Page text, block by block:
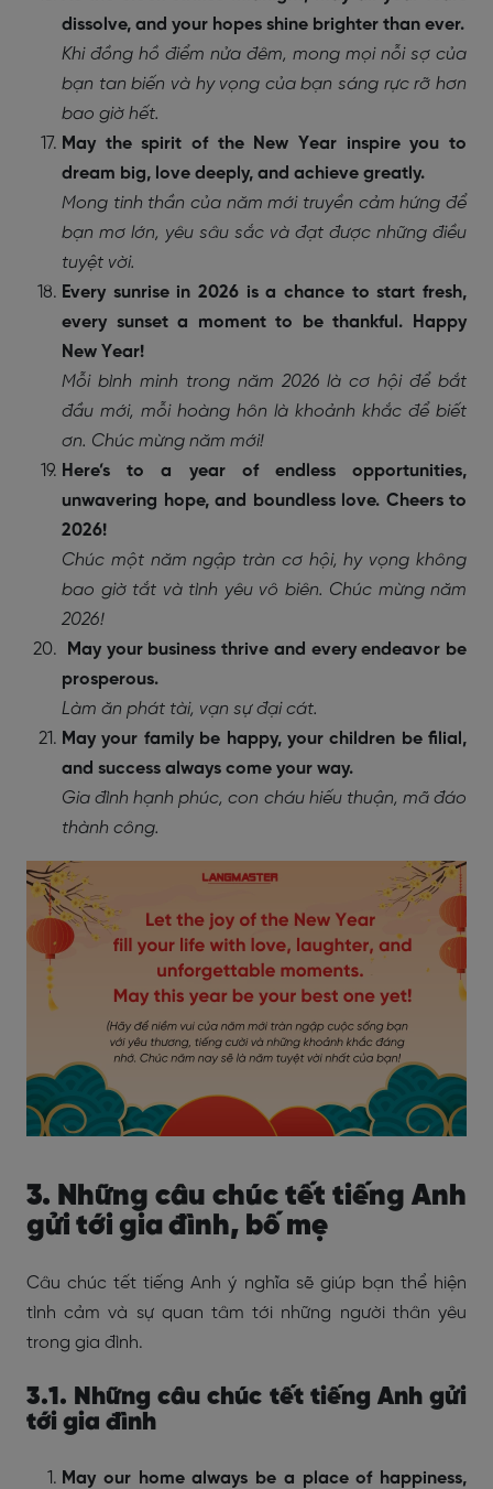
dissolve, and your hopes shine brighter than ever.
Khi đồng hồ điểm nửa đêm, mong mọi nỗi sợ của
bạn tan biến và hy vọng của bạn sáng rực rỡ hơn
bao giờ hết.
May the spirit of the New Year inspire you to
dream big, love deeply, and achieve greatly.
Mong tinh thần của năm mới truyền cảm hứng để
bạn mơ lớn, yêu sâu sắc và đạt được những điều
tuyệt vời.
Every sunrise in 2026 is a chance to start fresh,
every sunset a moment to be thankful. Happy
New Year!
Mỗi bình minh trong năm 2026 là cơ hội để bắt
đầu mới, mỗi hoàng hôn là khoảnh khắc để biết
ơn. Chúc mừng năm mới!
Here’s to a year of endless opportunities,
unwavering hope, and boundless love. Cheers to
2026!
Chúc một năm ngập tràn cơ hội, hy vọng không
bao giờ tắt và tình yêu vô biên. Chúc mừng năm
2026!
May your business thrive and every endeavor be
prosperous.
Làm ăn phát tài, vạn sự đại cát.
May your family be happy, your children be filial,
and success always come your way.
Gia đình hạnh phúc, con cháu hiếu thuận, mã đáo
thành công.
3. Những câu chúc tết tiếng Anh
gửi tới gia đình, bố mẹ
Câu chúc tết tiếng Anh ý nghĩa sẽ giúp bạn thể hiện
tình cảm và sự quan tâm tới những người thân yêu
trong gia đình.
3.1. Những câu chúc tết tiếng Anh gửi
tới gia đình
May our home always be a place of happiness,